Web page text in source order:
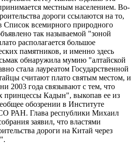
местным населением. Во-
дороги ссылаются на то,
Список всемирного природного
так называемой "зоной
располагается большое
памятников, и именно здесь
обнаружила мумию "алтайской
стала лауреатом Государственной
считают плато святым местом, и
2003 года связывают с тем, что
принцессы Кадын", выкопав ее из
обозрении в Институте
РАН. Глава республики Михаил
заявил, что властями
дороги на Китай через